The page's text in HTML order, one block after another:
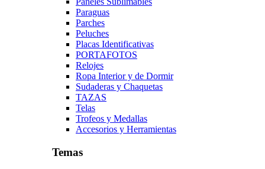
Paraguas
Parches
Peluches
Placas Identificativas
PORTAFOTOS
Relojes
Ropa Interior y de Dormir
Sudaderas y Chaquetas
TAZAS
Telas
Trofeos y Medallas
Accesorios y Herramientas
Temas